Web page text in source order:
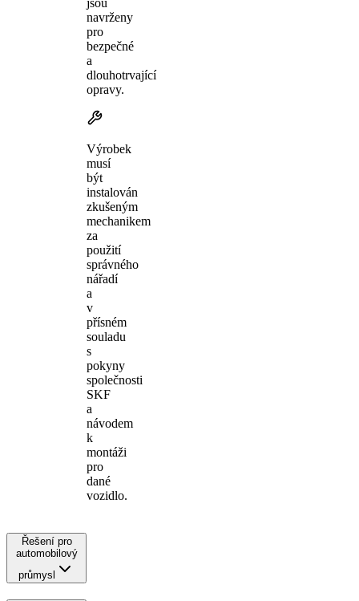
navrženy
pro
bezpečné
a
dlouhotrvající
opravy.
Výrobek
musí
být
instalován
zkušeným
mechanikem
za
použití
správného
nářadí
a
v
přísném
souladu
s
pokyny
společnosti
SKF
a
návodem
k
montáži
pro
dané
vozidlo.
Řešení pro
automobilový
průmysl